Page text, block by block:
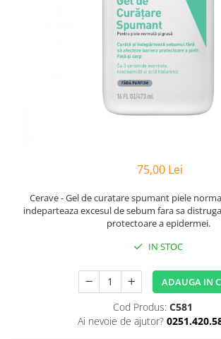
PREPARATE DERMATOLOGICE
Dermatita seboreica
Alte preparate dermatologice
Infectii urinare
PREPARATE PENTRU COPII
ALTE AFECTIUNI
75,00 Lei
Cerave - Gel de curatare spumant piele
indeparteaza excesul de sebum fara sa
protectoare a epidermei.
IN STOC
ADAUGA IN
Cod Produs: C581
Ai nevoie de ajutor?